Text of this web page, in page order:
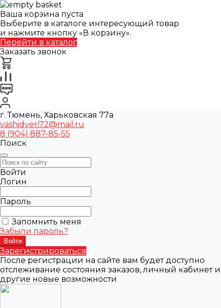
Ваша корзина пуста
Выберите в каталоге интересующий товар
и нажмите кнопку «В корзину».
Перейти в каталог
Заказать звонок
г. Тюмень, Харьковская 77а
vashidveri72@mail.ru
8 (904) 887-85-55
Поиск
Войти
Логин
Пароль
Запомнить меня
Забыли пароль?
Зарегистрироваться
После регистрации на сайте вам будет доступно
отслеживание состояния заказов, личный кабинет и
другие новые возможности